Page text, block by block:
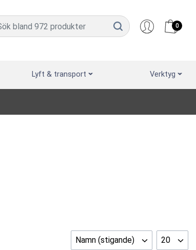
0
Lyft & transport Verktyg
Namn (stigande) 20